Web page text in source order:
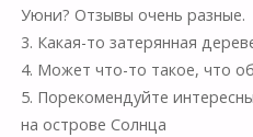
Уюни? Отзывы очень разные.
3. Какая-то затерянная
4. Может что-то такое, что
5. Порекомендуйте
на острове Солнца